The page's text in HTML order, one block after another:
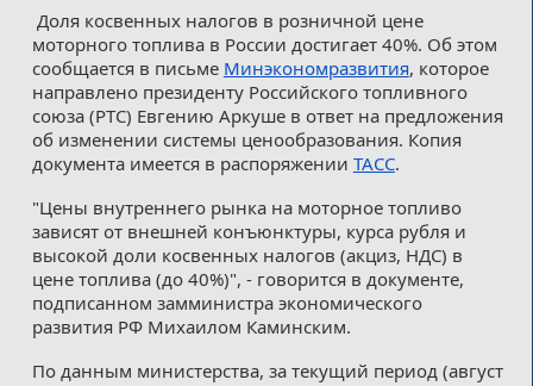
Медиакит
Контакты
Доля косвенных налогов в розничной цене
моторного топлива в России достигает 40%. Об этом
сообщается в письме Минэкономразвития, которое
направлено президенту Российского топливного
союза (РТС) Евгению Аркуше в ответ на предложения
об изменении системы ценообразования. Копия
документа имеется в распоряжении ТАСС.
"Цены внутреннего рынка на моторное топливо
зависят от внешней конъюнктуры, курса рубля и
высокой доли косвенных налогов (акциз, НДС) в
цене топлива (до 40%)", - говорится в документе,
подписанном замминистра экономического
развития РФ Михаилом Каминским.
По данным министерства, за текущий период (август